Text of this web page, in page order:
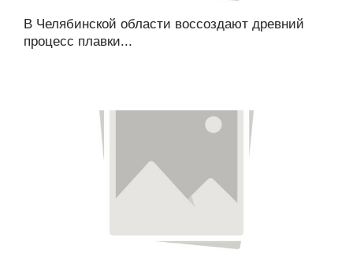
В Челябинской области воссоздают древний
процесс плавки...